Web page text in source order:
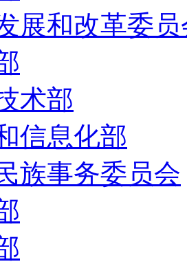
展和改革委
术部
信息化部
族事务委员会